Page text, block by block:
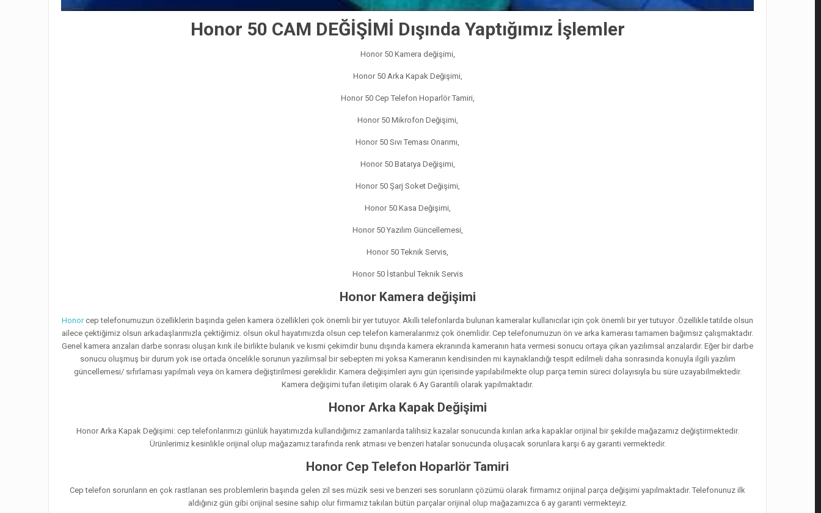
Honor 50 CAM DEĞİŞİMİ Dışında Yaptığımız İşlemler
Honor 50 Kamera değişimi,
Honor 50 Arka Kapak Değişimi,
Honor 50 Cep Telefon Hoparlör Tamiri,
Honor 50 Mikrofon Değişimi,
Honor 50 Sıvı Teması Onarımı,
Honor 50 Batarya Değişimi,
Honor 50 Şarj Soket Değişimi,
Honor 50 Kasa Değişimi,
Honor 50 Yazılım Güncellemesi,
Honor 50 Teknik Servis,
Honor 50 İstanbul Teknik Servis
Honor Kamera değişimi
Honorcep telefonumuzun özelliklerin başında gelen kamera özellikleri çok önemli bir yer tutuyor. Akıllı telefonlarda bulunan kameralar kullanıcılar için çok önemli bir yer tutuyor .Özellikle tatilde olsun
ailece çektiğimiz olsun arkadaşlarımızla çektiğimiz. olsun okul hayatımızda olsun cep telefon kameralarımız çok önemlidir. Cep telefonumuzun ön ve arka kamerası tamamen bağımsız çalışmaktadır.
Genel kamera arızaları darbe sonrası oluşan kırık ile birlikte bulanık ve kısmi çekimdir bunu dışında kamera ekranında kameranın hata vermesi sonucu ortaya çıkan yazılımsal arızalardır. Eğer bir darbe
sonucu oluşmuş bir durum yok ise ortada öncelikle sorunun yazılımsal bir sebepten mi yoksa Kameranın kendisinden mi kaynaklandığı tespit edilmeli daha sonrasında konuyla ilgili yazılım
güncellemesi/ sıfırlaması yapılmalı veya ön kamera değiştirilmesi gereklidir. Kamera değişimleri aynı gün içerisinde yapılabilmekte olup parça temin süreci dolayısıyla bu süre uzayabilmektedir.
Kamera değişimi tufan iletişim olarak 6 Ay Garantili olarak yapılmaktadır.
Honor Arka Kapak Değişimi
Honor Arka Kapak Değişimi: cep telefonlarımızı günlük hayatımızda kullandığımız zamanlarda talihsiz kazalar sonucunda kırılan arka kapaklar orijinal bir şekilde mağazamız değiştirmektedir.
Ürünlerimiz kesinlikle orijinal olup mağazamız tarafında renk atması ve benzeri hatalar sonucunda oluşacak sorunlara karşı 6 ay garanti vermektedir.
Honor Cep Telefon Hoparlör Tamiri
Cep telefon sorunların en çok rastlanan ses problemlerin başında gelen zil ses müzik sesi ve benzeri ses sorunların çözümü olarak firmamız orijinal parça değişimi yapılmaktadır. Telefonunuz ilk
aldığınız gün gibi orijinal sesine sahip olur firmamız takılan bütün parçalar orijinal olup mağazamızca 6 ay garanti vermekteyiz.